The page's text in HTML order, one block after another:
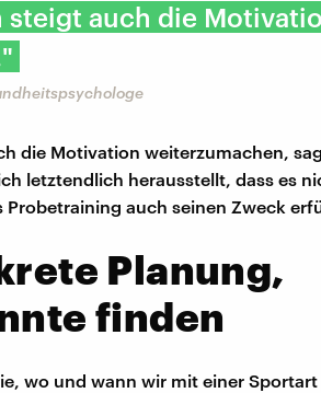
steigt auch die
die Motivation weiterzumachen,
letztendlich herausstellt, dass es
Probetraining auch seinen Zweck
Planung,
finden
wo und wann wir mit einer